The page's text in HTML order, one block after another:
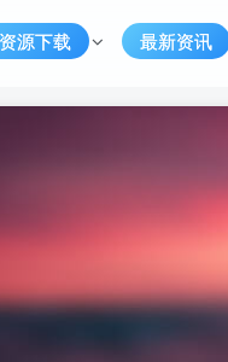
源下载 最新资讯